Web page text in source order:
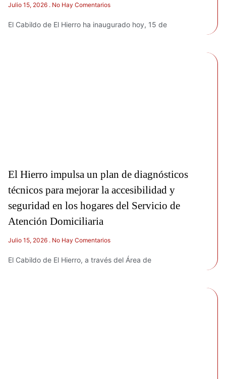
Julio 15, 2026 No Hay Comentarios
El Cabildo de El Hierro ha inaugurado hoy, 15 de
El Hierro impulsa un plan de diagnósticos
técnicos para mejorar la accesibilidad y
seguridad en los hogares del Servicio de
Atención Domiciliaria
Julio 15, 2026 No Hay Comentarios
El Cabildo de El Hierro, a través del Área de